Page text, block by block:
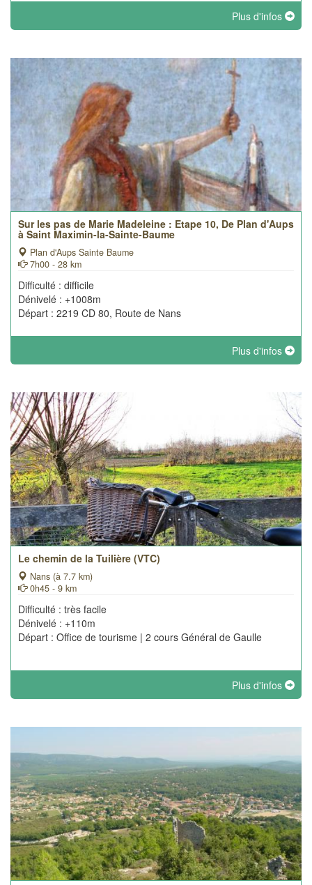
Plus d'infos
Sur les pas de Marie Madeleine : Etape 10, De Plan d'Aups
à Saint Maximin-la-Sainte-Baume
Plan d'Aups Sainte Baume
7h00 - 28 km
Difficulté : difficile
Dénivelé : +1008m
Départ : 2219 CD 80, Route de Nans
Plus d'infos
Le chemin de la Tuilière (VTC)
Nans (à 7.7 km)
0h45 - 9 km
Difficulté : très facile
Dénivelé : +110m
Départ : Office de tourisme | 2 cours Général de Gaulle
Plus d'infos